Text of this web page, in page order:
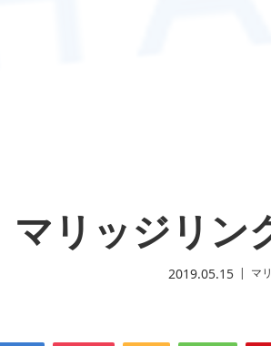
マリッジリ
2019.05.15 マ